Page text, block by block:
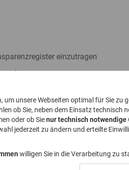
einzutragen
nehmen
GwG abzugeben
zu stellen
Transparenzregister an
um unsere Webseiten optimal für Sie zu
ob Sie, neben dem Einsatz technisch
oder ob Sienur technisch notwendige
jederzeit zu ändern und erteilte
willigen Sie in die Verarbeitung zu